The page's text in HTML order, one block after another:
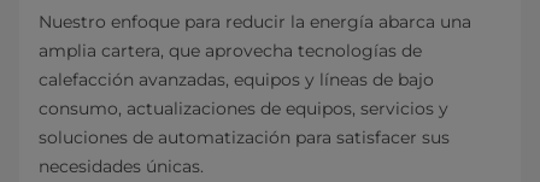
Nuestro enfoque para reducir la energía abarca una
amplia cartera, que aprovecha tecnologías de
calefacción avanzadas, equipos y líneas de bajo
consumo, actualizaciones de equipos, servicios y
soluciones de automatización para satisfacer sus
necesidades únicas.